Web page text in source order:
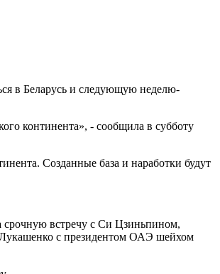
в Беларусь и следующую неделю-
континента», - сообщила в субботу
Созданные база и наработки будут
срочную встречу с Си Цзиньпином,
Лукашенко с президентом ОАЭ шейхом